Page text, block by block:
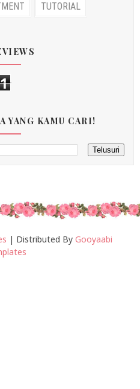
TUTORIAL
1
YANG KAMU CARI!
| Distributed By Gooyaabi